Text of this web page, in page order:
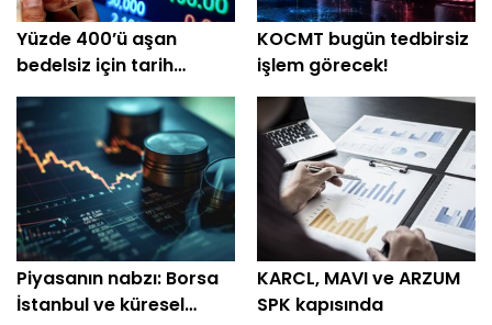
Yüzde 400’ü aşan
bedelsiz için tarih
açıklandı
KOCMT bugün tedbirsiz
işlem görecek!
Piyasanın nabzı: Borsa
İstanbul ve küresel
KARCL, MAVI ve ARZUM
SPK kapısında